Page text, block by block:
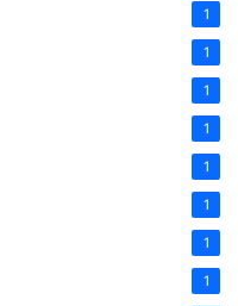
1
1
1
1
1
1
1
1